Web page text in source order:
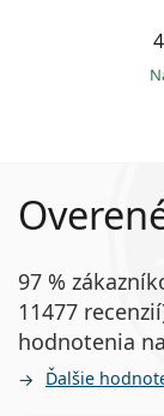
97 %
11477
hodnotenia
Ďalšie